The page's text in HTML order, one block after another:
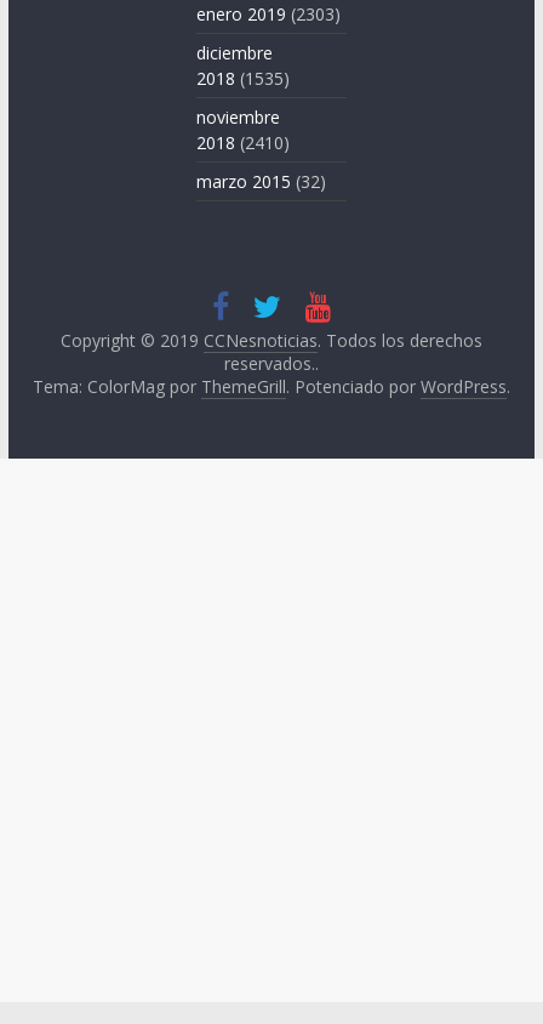
enero 2019 (2303)
diciembre
2018 (1535)
noviembre
2018 (2410)
marzo 2015 (32)
Copyright © 2019 CCNesnoticias. Todos los derechos
reservados..
Tema: ColorMag por ThemeGrill. Potenciado por WordPress.